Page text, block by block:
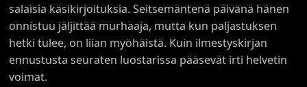
salaisia käsikirjoituksia. Seitsemäntenä päivänä hänen
onnistuu jäljittää murhaaja, mutta kun paljastuksen
hetki tulee, on liian myöhäistä. Kuin ilmestyskirjan
ennustusta seuraten luostarissa pääsevät irti helvetin
voimat.